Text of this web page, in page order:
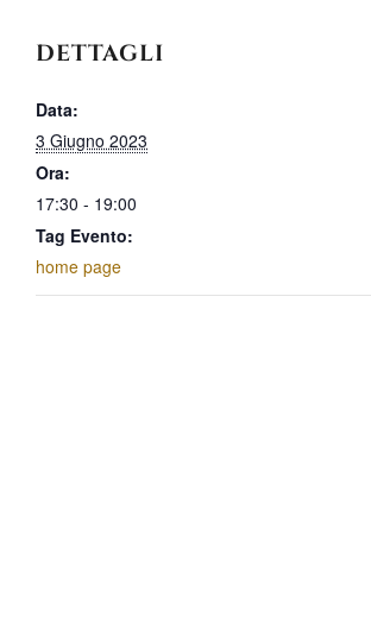
DETTAGLI
Data:
3 Giugno 2023
Ora:
17:30 - 19:00
Tag Evento:
home page